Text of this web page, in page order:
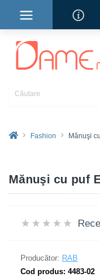
Fashion Mănuşi
Mănuşi cu puf
Producător: RAB
Cod produs: 4483-02